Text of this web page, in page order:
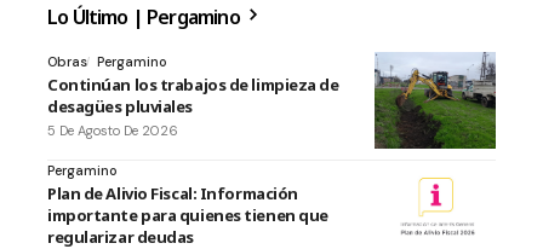
Lo Último | Pergamino
Obras Pergamino
Continúan los trabajos de limpieza de
desagües pluviales
5 De Agosto De 2026
Pergamino
Plan de Alivio Fiscal: Información
importante para quienes tienen que
regularizar deudas